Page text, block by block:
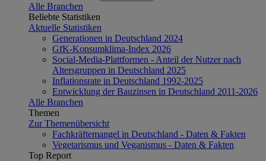
Alle Branchen
Beliebte Statistiken
Aktuelle Statistiken
Generationen in Deutschland 2024
GfK-Konsumklima-Index 2026
Social-Media-Plattformen - Anteil der Nutzer nach
Altersgruppen in Deutschland 2025
Inflationsrate in Deutschland 1992-2025
Entwicklung der Bauzinsen in Deutschland 2011-2026
Alle Branchen
Themen
Zur Themenübersicht
Fachkräftemangel in Deutschland - Daten & Fakten
Vegetarismus und Veganismus - Daten & Fakten
Top Report